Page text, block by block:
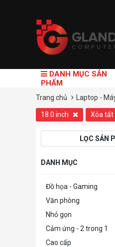
DANH MỤC SẢN
PHẨM
Trang chủ Laptop -
18.0 inch Xóa tất
LỌC SẢN
DANH MỤC
Đồ họa - Gaming
Văn phòng
Nhỏ gọn
Cảm ứng - 2 trong 1
Cao cấp